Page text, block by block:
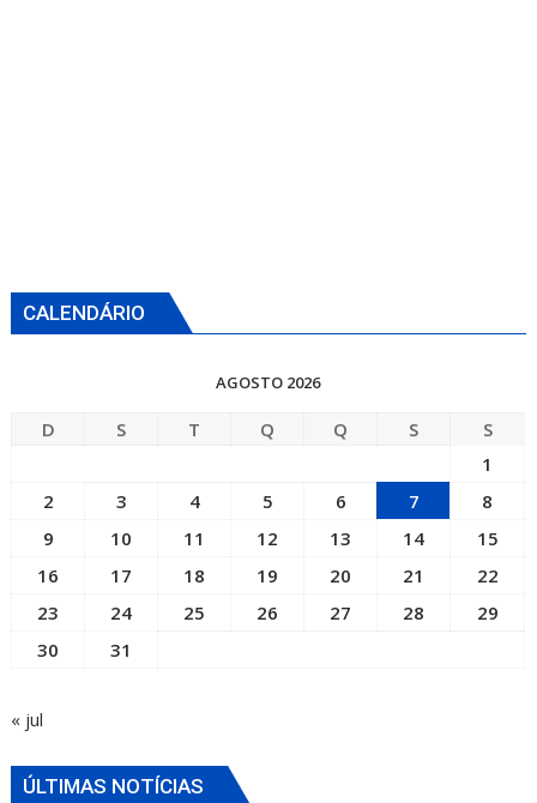
CALENDÁRIO
AGOSTO 2026
D S T Q Q S
S
1
2
3 4 5 6 7
8
9
10 11 12 13 14
15
16
17 18 19 20 21
22
23
24 25 26 27 28
29
30
31
« jul
ÚLTIMAS NOTÍCIAS